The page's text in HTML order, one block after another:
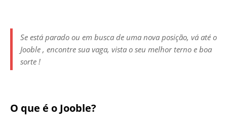
Se está parado ou em busca de uma nova posição, vá até o
Jooble , encontre sua vaga, vista o seu melhor terno e boa
sorte !
O que é o Jooble?